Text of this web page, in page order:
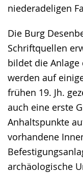
niederadeligen
Die Burg
Schriftquellen
bildet die Anlage
werden auf
frühen 19. Jh.
auch eine erste
Anhaltspunkte
vorhandene
archäologische